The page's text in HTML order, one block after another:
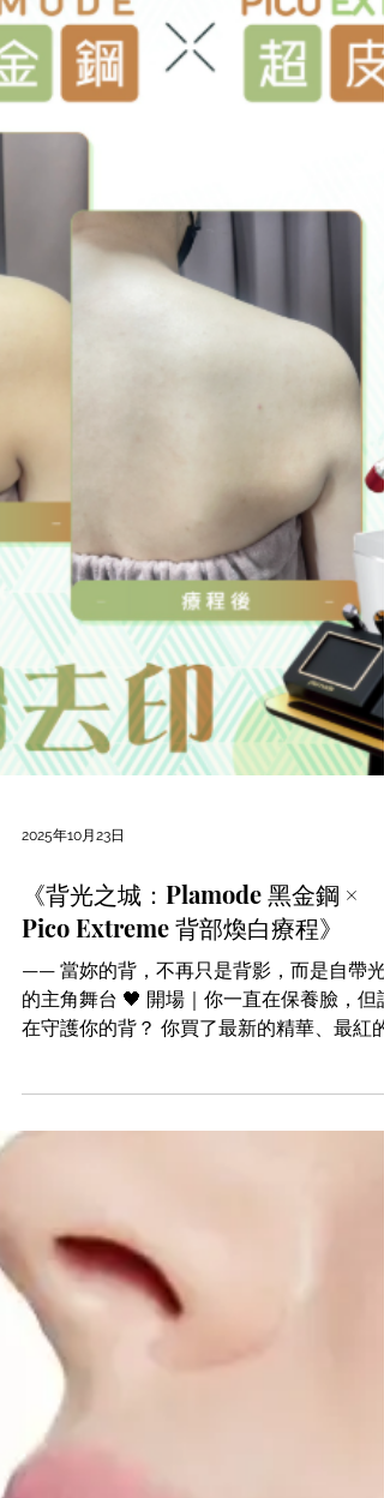
《背光之城：Plamode 黑金鋼 ×
Pico Extreme 背部煥白療程》
—— 當妳的背，不再只是背影，而是自帶光
的主角舞台 🖤 開場｜你一直在保養臉，但誰
面膜、最貴的醫美課程，只為了讓臉發光。
信，你只是還沒遇到一種療程，能讓你背面
有光。 💡 Plamode 黑金鋼 × Pico Extreme
美白背部療程是什麼？ 這是一組宛如雙劍合
璧的肌膚煉金術—— Plamode 黑金鋼：來自
德國科技的高效導入精華，專為膠原修復、
層滋潤與肌膚更新而設計 Pico Extreme：極
速皮秒雷射，針對色素、痘印、背部斑點與
皮不平整問題，進行低侵入式深層改善 ✨ 一
個負責「打開皮膚修復通道」、一個負責「